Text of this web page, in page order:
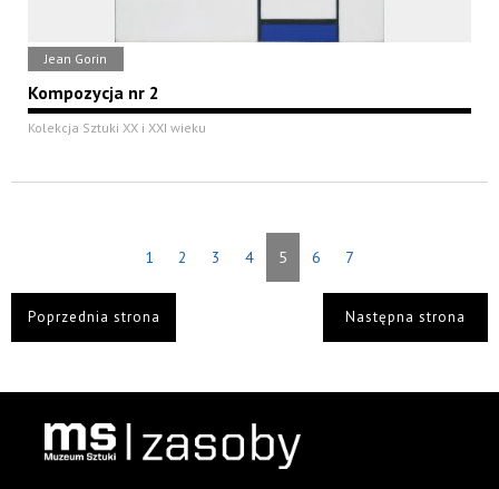
Jean Gorin
Kompozycja nr 2
Kolekcja Sztuki XX i XXI wieku
1 2 3 4 5 6 7
Poprzednia strona Następna strona